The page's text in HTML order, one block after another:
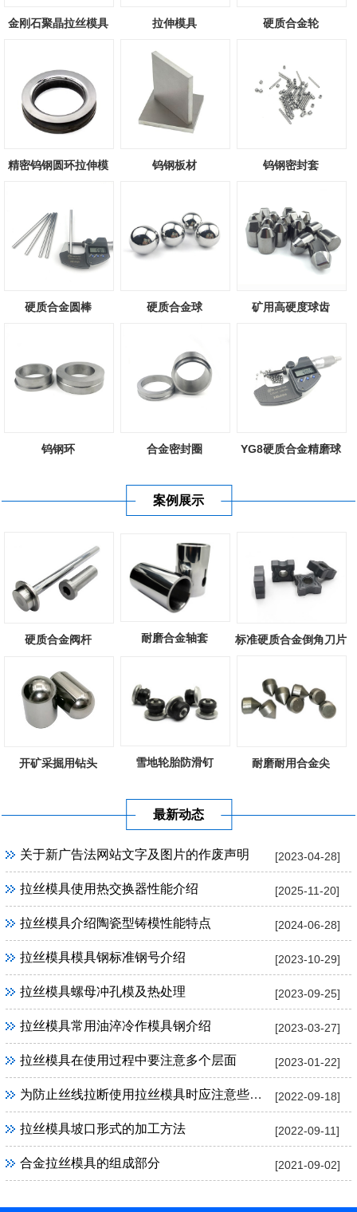
金刚石聚晶拉丝模具 拉伸模具 硬质合金轮
精密钨钢圆环拉伸模 钨钢板材 钨钢密封套
硬质合金圆棒 硬质合金球 矿用高硬度球齿
钨钢环 合金密封圈 YG8硬质合金精磨球
案例展示
硬质合金阀杆 耐磨合金轴套 标准硬质合金倒角刀片
开矿采掘用钻头 雪地轮胎防滑钉 耐磨耐用合金尖
最新动态
[2023-04-28]
关于新广告法网站文字及图片的作废声明
[2025-11-20]
拉丝模具使用热交换器性能介绍
[2024-06-28]
拉丝模具介绍陶瓷型铸模性能特点
[2023-10-29]
拉丝模具模具钢标准钢号介绍
[2023-09-25]
拉丝模具螺母冲孔模及热处理
[2023-03-27]
拉丝模具常用油淬冷作模具钢介绍
[2023-01-22]
拉丝模具在使用过程中要注意多个层面
[2022-09-18]
为防止丝线拉断使用拉丝模具时应注意些什么
[2022-09-11]
拉丝模具坡口形式的加工方法
[2021-09-02]
合金拉丝模具的组成部分